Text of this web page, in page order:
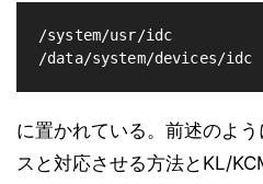
/system/usr/idc
/data/system/devices/idc
に置かれている。前述のよ
スと対応させる方法とKL/